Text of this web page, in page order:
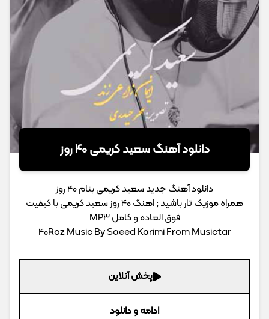
دانلود آهنگ سعید کریمی 40 روز
دانلود آهنگ جدید سعید کریمی بنام 40 روز
همراه موزیک تار باشید ; اهنگ 40 روز سعید کریمی با کیفیت
فوق العاده و کامل MP3
40Roz Music By Saeed Karimi From Musictar
پخش آنلاین
ادامه و دانلود